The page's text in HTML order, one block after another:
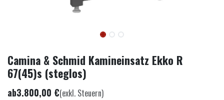
Camina & Schmid Kamineinsatz Ekko R
67(45)s (steglos)
ab3.800,00 €(exkl. Steuern)